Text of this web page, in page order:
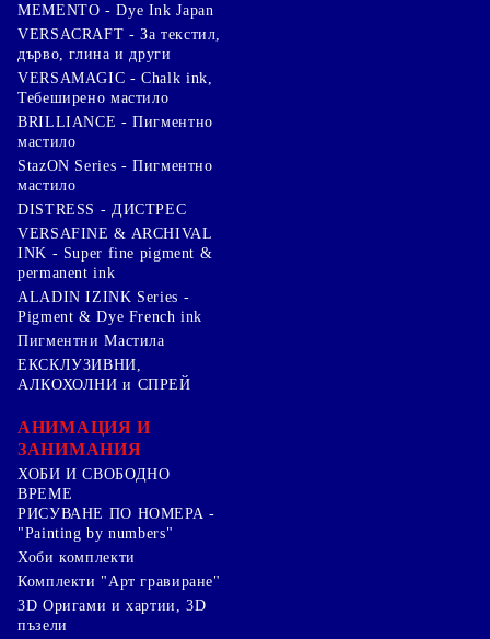
MEMENTO - Dye Ink Japan
VERSACRAFT - За текстил,
дърво, глина и други
VERSAMAGIC - Chalk ink,
Тебеширено мастило
BRILLIANCE - Пигментно
мастило
StazON Series - Пигментно
мастило
DISTRESS - ДИСТРЕС
VERSAFINE & ARCHIVAL
INK - Super fine pigment &
permanent ink
ALADIN IZINK Series -
Pigment & Dye French ink
Пигментни Мастила
ЕКСКЛУЗИВНИ,
АЛКОХОЛНИ и СПРЕЙ
АНИМАЦИЯ И
ЗАНИМАНИЯ
ХОБИ И СВОБОДНО
ВРЕМЕ
РИСУВАНЕ ПО НОМЕРА -
"Painting by numbers"
Хоби комплекти
Комплекти "Арт гравиране"
3D Оригами и хартии, 3D
пъзели